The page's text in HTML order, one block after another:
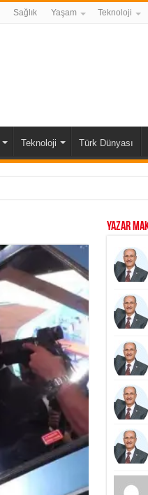
Sağlık Yaşam Teknoloji
Teknoloji Türk Dünyası
YAZAR